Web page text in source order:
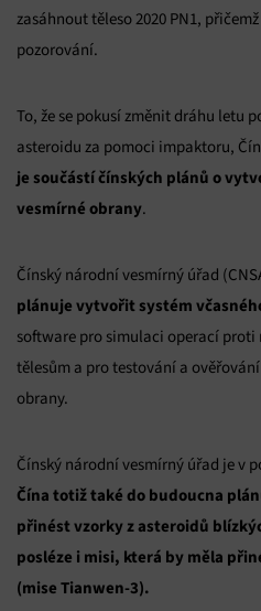
zasáhnout těleso 2020 PN1,
pozorování.
To, že se pokusí změnit dráhu letu
asteroidu za pomoci impaktoru,
je součástí čínských plánů o
vesmírné obrany.
Čínský národní vesmírný úřad
plánuje vytvořit systém
software pro simulaci operací proti
tělesům a pro testování a
obrany.
Čínský národní vesmírný úřad je v
Čína totiž také do budoucna
přinést vzorky z asteroidů
posléze i misi, která by měla
(mise Tianwen-3).